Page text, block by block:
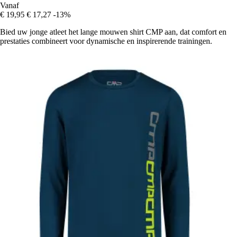
Vanaf
€ 19,95 € 17,27 -13%
Bied uw jonge atleet het lange mouwen shirt CMP aan, dat comfort en
prestaties combineert voor dynamische en inspirerende trainingen.